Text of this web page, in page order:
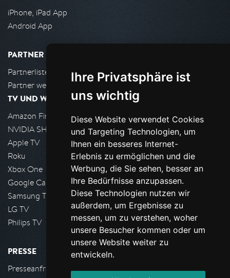
Ihre Privatsphäre ist
uns wichtig
Diese Website verwendet Cookies
und Targeting Technologien, um
Ihnen ein besseres Internet-
Erlebnis zu ermöglichen und die
Werbung, die Sie sehen, besser an
Ihre Bedürfnisse anzupassen.
Diese Technologien nutzen wir
außerdem, um Ergebnisse zu
messen, um zu verstehen, woher
unsere Besucher kommen oder um
unsere Website weiter zu
entwickeln.
iPhone, iPad App
Android App
PARTNER
Partnerliste
Partner werden
TV UND WOHNZIMMER
Amazon FireTV
NVIDIA SHIELD, Google TV
Apple TV
Roku
Xbox One
Google Cast
Samsung TV
LG TV
Philips TV
PRESSE
Presseanfrage stellen